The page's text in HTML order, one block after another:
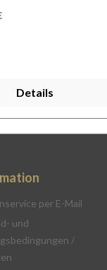
Details
per E-Mail
und
/